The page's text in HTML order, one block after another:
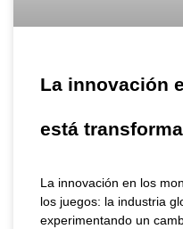
La innovación
está
La innovación en los
los juegos: la industria
experimentando un